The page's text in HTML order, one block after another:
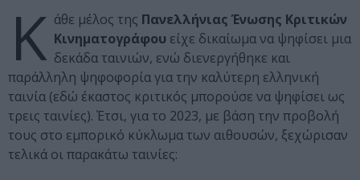
Κ άθε μέλος της Πανελλήνιας Ένωσης Κριτικών
Κινηματογράφου είχε δικαίωμα να ψηφίσει μια
δεκάδα ταινιών, ενώ διενεργήθηκε και
παράλληλη ψηφοφορία για την καλύτερη ελληνική
ταινία (εδώ έκαστος κριτικός μπορούσε να ψηφίσει ως
τρεις ταινίες). Έτσι, για το 2023, με βάση την προβολή
τους στο εμπορικό κύκλωμα των αιθουσών, ξεχώρισαν
τελικά οι παρακάτω ταινίες: